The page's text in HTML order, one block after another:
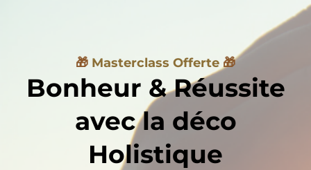
🎁 Masterclass Offerte 🎁
Bonheur & Réussite
avec la déco
Holistique